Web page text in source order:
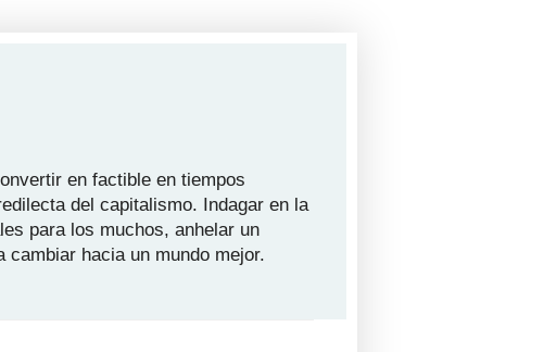
en factible en tiempos
del capitalismo. Indagar en la
para los muchos, anhelar un
hacia un mundo mejor.